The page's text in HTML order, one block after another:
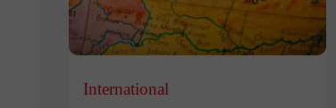
International